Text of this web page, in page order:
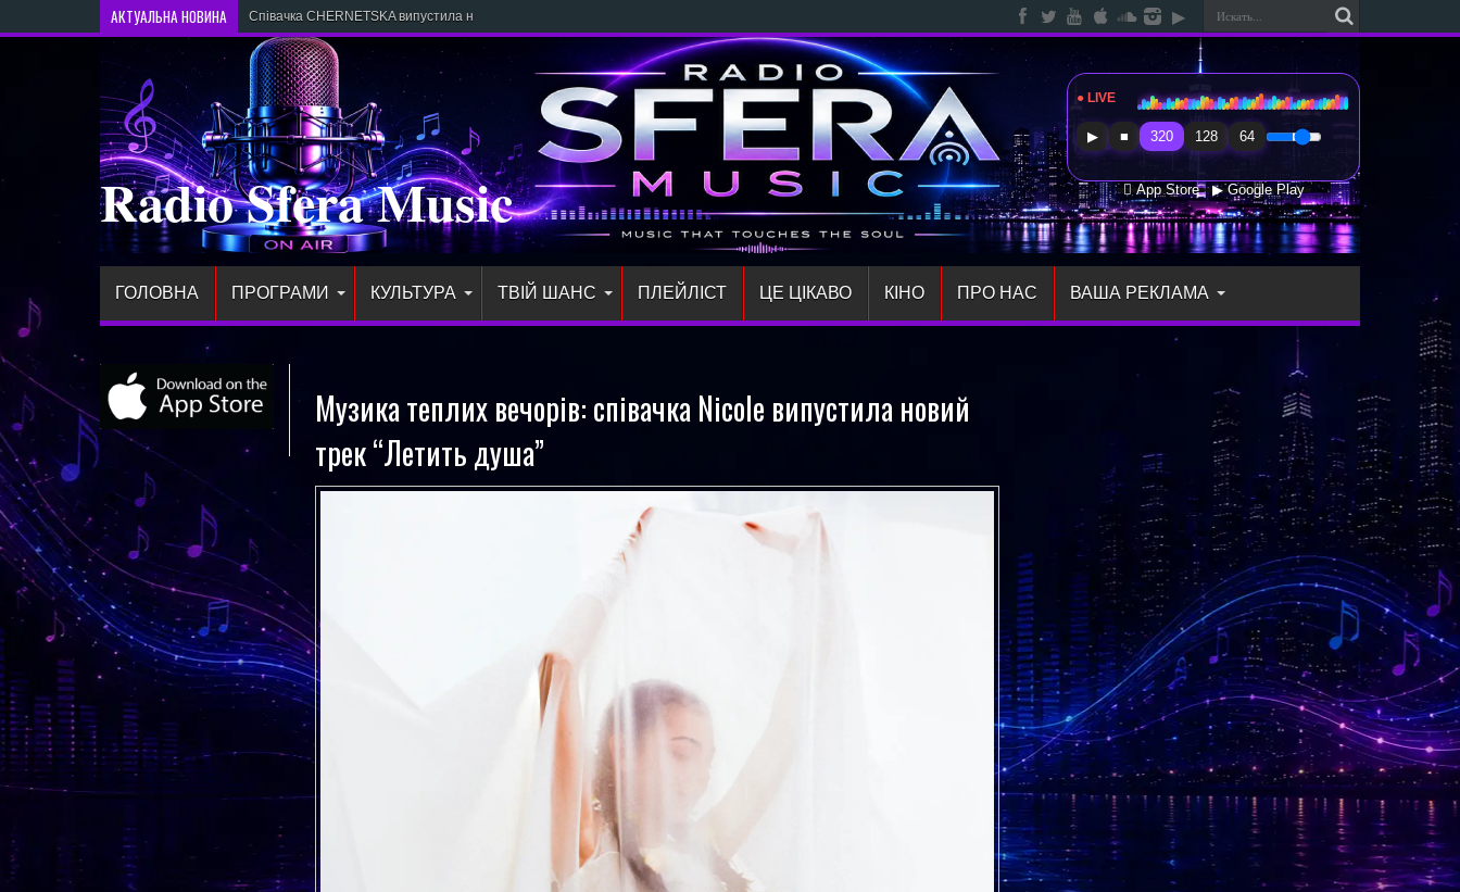
АКТУАЛЬНА НОВИНА Співачка CHERNETSKA випустила новий сингл «злітай» про відчуття св
Radio Sfera Music
● LIVE Radio Sfera Music
▶ ■ 320 128 64
 App Store ▶ Google Play
ГОЛОВНА ПРОГРАМИ КУЛЬТУРА ТВІЙ ШАНС ПЛЕЙЛIСТ ЦЕ ЦІКАВО КІНО ПРО НАС ВАША РЕКЛАМА
Музика теплих вечорів: співачка Nicole випустила новий
трек “Летить душа”